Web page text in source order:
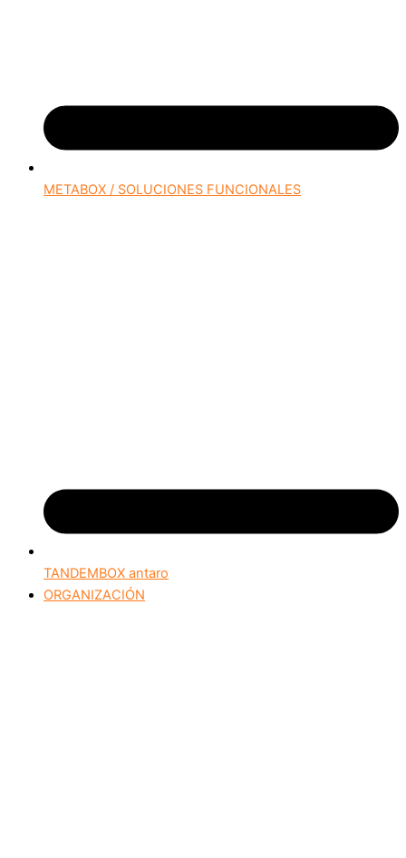
METABOX / SOLUCIONES FUNCIONALES
TANDEMBOX antaro
ORGANIZACIÓN